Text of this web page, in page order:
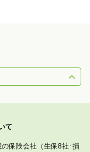
て
保険会社（生保8社･損